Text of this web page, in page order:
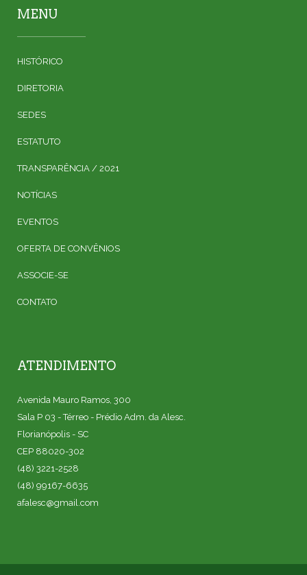
MENU
HISTÓRICO
DIRETORIA
SEDES
ESTATUTO
TRANSPARÊNCIA / 2021
NOTÍCIAS
EVENTOS
OFERTA DE CONVÊNIOS
ASSOCIE-SE
CONTATO
ATENDIMENTO
Avenida Mauro Ramos, 300
Sala P 03 - Térreo - Prédio Adm. da Alesc.
Florianópolis - SC
CEP 88020-302
(48) 3221-2528
(48) 99167-6635
afalesc@gmail.com